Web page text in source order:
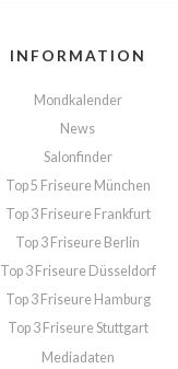
INFORMATION
Mondkalender
News
Salonfinder
Top 5 Friseure München
Top 3 Friseure Frankfurt
Top 3 Friseure Berlin
Top 3 Friseure Düsseldorf
Top 3 Friseure Hamburg
Top 3 Friseure Stuttgart
Mediadaten